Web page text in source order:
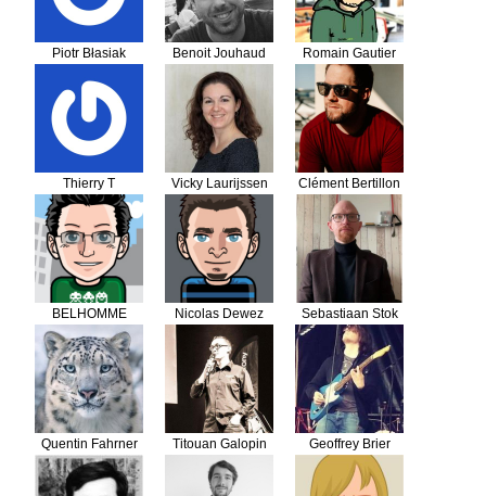
Piotr Błasiak Benoit Jouhaud Romain Gautier
Thierry T Vicky Laurijssen Clément Bertillon
BELHOMME
Florian
Nicolas Dewez Sebastiaan Stok
Quentin Fahrner Titouan Galopin Geoffrey Brier